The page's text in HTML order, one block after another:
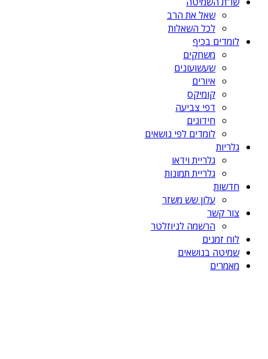
שאל את הרב
לכל השאלות
לומדים בכיף
משחקים
שעשועונים
איורים
קומיקס
דפי צביעה
חידונים
לומדים לפי נושאים
גלריות
גלריית וידאו
גלריית תמונות
חדשות
עלון שש משזר
צור קשר
הרשמה לניוזלטר
לוח זמנים
שמיטה בנושאים
מאמרים